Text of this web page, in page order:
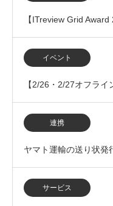
【ITreview Grid
ステム（BtoB…
イベント
【2/26・2/27オフラ
フェア 東京 2026に出
連携
ヤマト運輸の送り状発
を開始サービス